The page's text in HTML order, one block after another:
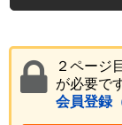
２ページ
が必要で
会員登録